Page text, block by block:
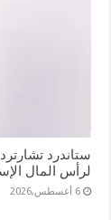
ستاندرد
لرأس المال
6 أغسطس,2026